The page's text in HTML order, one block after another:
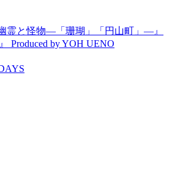
霊と怪物―「珊瑚」「円山町」―』
Produced by YOH UENO